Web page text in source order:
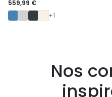
559,99 €
+1
Nos